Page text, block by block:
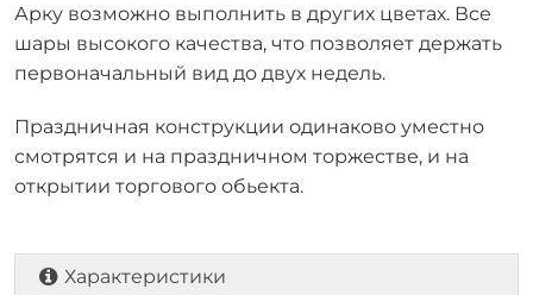
Арку возможно выполнить в других цветах. Все
шары высокого качества, что позволяет держать
первоначальный вид до двух недель.
Праздничная конструкции одинаково уместно
смотрятся и на праздничном торжестве, и на
открытии торгового обьекта.
Характеристики